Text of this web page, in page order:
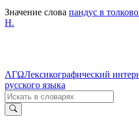
Значение слова пандус в
Н.
ΛΓΩЛексикографический
русского языка